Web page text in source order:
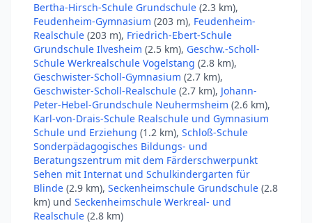
Bertha-Hirsch-Schule Grundschule (2.3 km),
Feudenheim-Gymnasium (203 m), Feudenheim-
Realschule (203 m), Friedrich-Ebert-Schule
Grundschule Ilvesheim (2.5 km), Geschw.-Scholl-
Schule Werkrealschule Vogelstang (2.8 km),
Geschwister-Scholl-Gymnasium (2.7 km),
Geschwister-Scholl-Realschule (2.7 km), Johann-
Peter-Hebel-Grundschule Neuhermsheim (2.6 km),
Karl-von-Drais-Schule Realschule und Gymnasium
Schule und Erziehung (1.2 km), Schloß-Schule
Sonderpädagogisches Bildungs- und
Beratungszentrum mit dem Färderschwerpunkt
Sehen mit Internat und Schulkindergarten für
Blinde (2.9 km), Seckenheimschule Grundschule (2.8
km) und Seckenheimschule Werkreal- und
Realschule (2.8 km)